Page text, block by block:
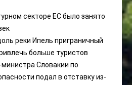
секторе ЕС было занято
реки Ипель приграничный
больше туристов
Словакии по
подал в отставку из-